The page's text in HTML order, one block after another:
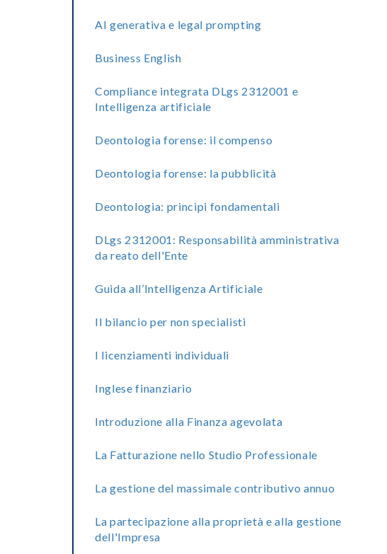
AI generativa e legal prompting
Business English
Compliance integrata DLgs 2312001 e
Intelligenza artificiale
Deontologia forense: il compenso
Deontologia forense: la pubblicità
Deontologia: principi fondamentali
DLgs 2312001: Responsabilità amministrativa
da reato dell'Ente
Guida all’Intelligenza Artificiale
Il bilancio per non specialisti
I licenziamenti individuali
Inglese finanziario
Introduzione alla Finanza agevolata
La Fatturazione nello Studio Professionale
La gestione del massimale contributivo annuo
La partecipazione alla proprietà e alla gestione
dell'Impresa